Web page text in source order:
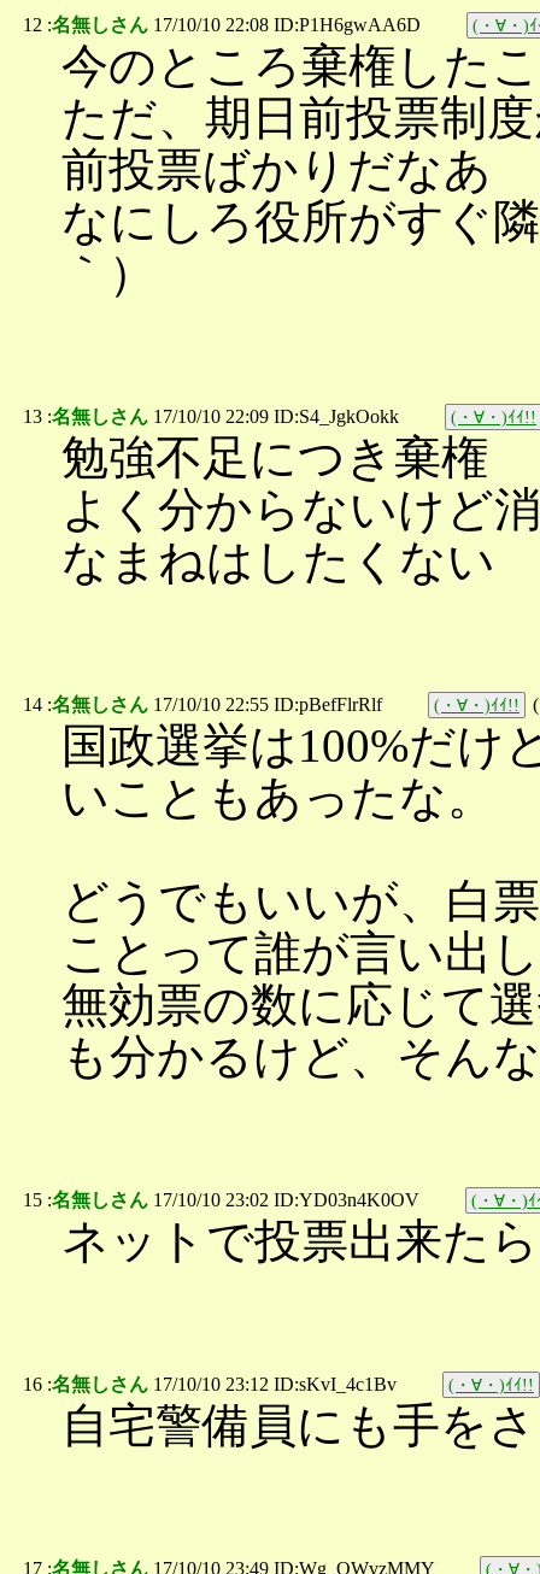
12 :名無しさん 17/10/10 22:08 ID:P1H6gwAA6D (・∀・)
今のところ棄権した
ただ、期日前投票制
前投票ばかりだなあ
なにしろ役所がすぐ
｀）
13 :名無しさん 17/10/10 22:09 ID:S4_JgkOokk (・∀・)ｲｲ!!
勉強不足につき棄権
よく分からないけど
なまねはしたくない
14 :名無しさん 17/10/10 22:55 ID:pBefFlrRlf (・∀・)ｲｲ!! (
国政選挙は100%だけ
いこともあったな。
どうでもいいが、白
ことって誰が言い出
無効票の数に応じて
も分かるけど、そん
15 :名無しさん 17/10/10 23:02 ID:YD03n4K0OV (・∀・)
ネットで投票出来た
16 :名無しさん 17/10/10 23:12 ID:sKvI_4c1Bv (・∀・)ｲｲ!!
自宅警備員にも手を
17 :名無しさん 17/10/10 23:49 ID:Wg_QWvzMMY (・∀・